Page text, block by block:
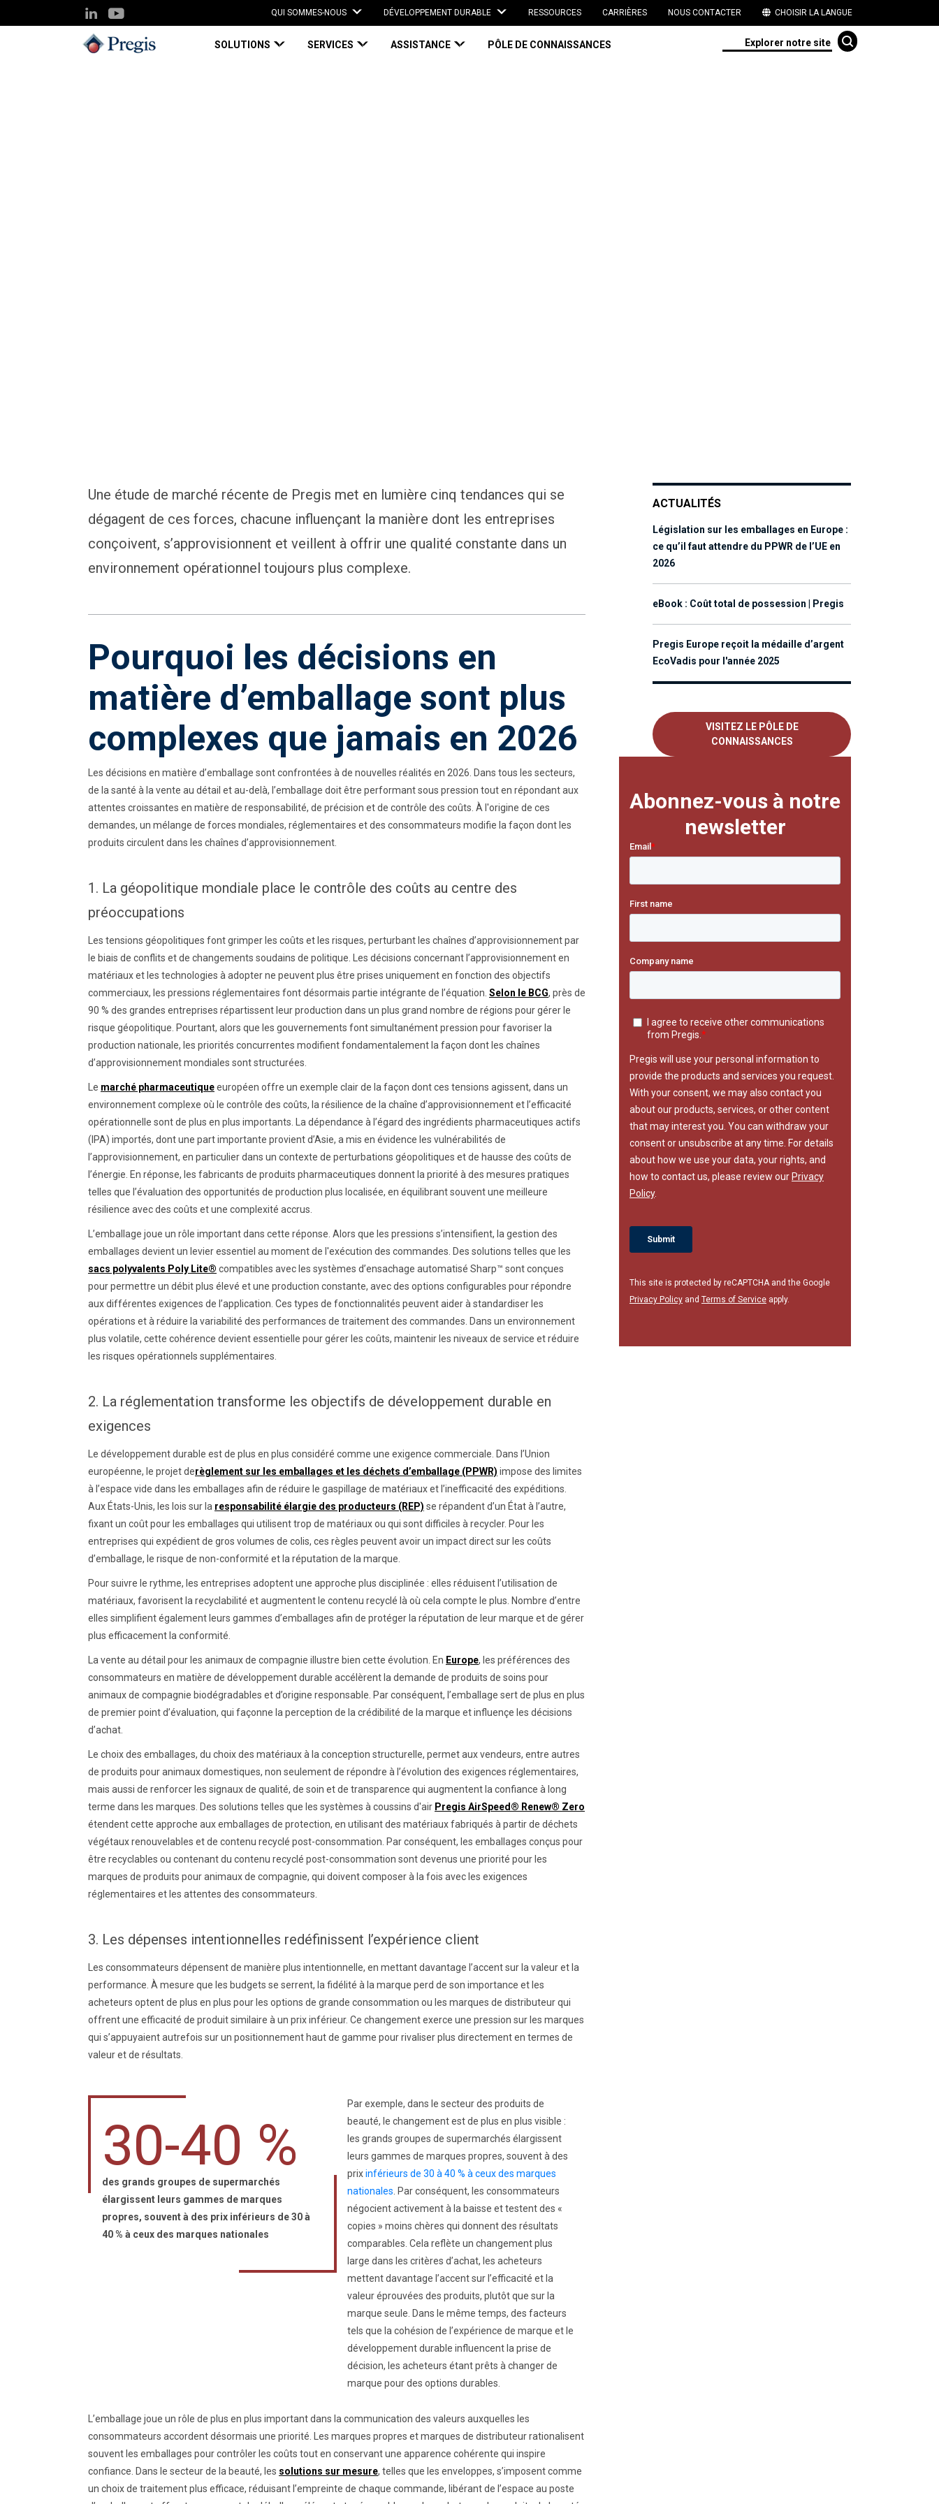
QUI SOMMES-NOUS DÉVELOPPEMENT DURABLE RESSOURCES CARRIÈRES NOUS CONTACTER CHOISIR LA LANGUE
SOLUTIONS SERVICES ASSISTANCE PÔLE DE CONNAISSANCES
Une étude de marché récente de Pregis met en lumière cinq tendances qui se
dégagent de ces forces, chacune influençant la manière dont les entreprises
conçoivent, s’approvisionnent et veillent à offrir une qualité constante dans un
environnement opérationnel toujours plus complexe.
Pourquoi les décisions en
matière d’emballage sont plus
complexes que jamais en 2026
Les décisions en matière d’emballage sont confrontées à de nouvelles réalités en 2026. Dans tous les secteurs,
de la santé à la vente au détail et au-delà, l’emballage doit être performant sous pression tout en répondant aux
attentes croissantes en matière de responsabilité, de précision et de contrôle des coûts. À l'origine de ces
demandes, un mélange de forces mondiales, réglementaires et des consommateurs modifie la façon dont les
produits circulent dans les chaînes d’approvisionnement.
1. La géopolitique mondiale place le contrôle des coûts au centre des
préoccupations
Les tensions géopolitiques font grimper les coûts et les risques, perturbant les chaînes d’approvisionnement par
le biais de conflits et de changements soudains de politique. Les décisions concernant l’approvisionnement en
matériaux et les technologies à adopter ne peuvent plus être prises uniquement en fonction des objectifs
commerciaux, les pressions réglementaires font désormais partie intégrante de l’équation. Selon le BCG, près de
90 % des grandes entreprises répartissent leur production dans un plus grand nombre de régions pour gérer le
risque géopolitique. Pourtant, alors que les gouvernements font simultanément pression pour favoriser la
production nationale, les priorités concurrentes modifient fondamentalement la façon dont les chaînes
d’approvisionnement mondiales sont structurées.
Le marché pharmaceutiqueeuropéen offre un exemple clair de la façon dont ces tensions agissent, dans un
environnement complexe où le contrôle des coûts, la résilience de la chaîne d’approvisionnement et l’efficacité
opérationnelle sont de plus en plus importants. La dépendance à l’égard des ingrédients pharmaceutiques actifs
(IPA) importés, dont une part importante provient d’Asie, a mis en évidence les vulnérabilités de
l’approvisionnement, en particulier dans un contexte de perturbations géopolitiques et de hausse des coûts de
l’énergie. En réponse, les fabricants de produits pharmaceutiques donnent la priorité à des mesures pratiques
telles que l’évaluation des opportunités de production plus localisée, en équilibrant souvent une meilleure
résilience avec des coûts et une complexité accrus.
L’emballage joue un rôle important dans cette réponse. Alors que les pressions s’intensifient, la gestion des
emballages devient un levier essentiel au moment de l'exécution des commandes. Des solutions telles que les
sacs polyvalents Poly Lite® compatibles avec les systèmes d’ensachage automatisé Sharp™ sont conçues
pour permettre un débit plus élevé et une production constante, avec des options configurables pour répondre
aux différentes exigences de l’application. Ces types de fonctionnalités peuvent aider à standardiser les
opérations et à réduire la variabilité des performances de traitement des commandes. Dans un environnement
plus volatile, cette cohérence devient essentielle pour gérer les coûts, maintenir les niveaux de service et réduire
les risques opérationnels supplémentaires.
2. La réglementation transforme les objectifs de développement durable en
exigences
Le développement durable est de plus en plus considéré comme une exigence commerciale. Dans l’Union
européenne, le projet derèglement sur les emballages et les déchets d’emballage (PPWR) impose des limites
à l’espace vide dans les emballages afin de réduire le gaspillage de matériaux et l’inefficacité des expéditions.
Aux États-Unis, les lois sur la responsabilité élargie des producteurs (REP) se répandent d’un État à l’autre,
fixant un coût pour les emballages qui utilisent trop de matériaux ou qui sont difficiles à recycler. Pour les
entreprises qui expédient de gros volumes de colis, ces règles peuvent avoir un impact direct sur les coûts
d’emballage, le risque de non-conformité et la réputation de la marque.
Pour suivre le rythme, les entreprises adoptent une approche plus disciplinée : elles réduisent l’utilisation de
matériaux, favorisent la recyclabilité et augmentent le contenu recyclé là où cela compte le plus. Nombre d’entre
elles simplifient également leurs gammes d’emballages afin de protéger la réputation de leur marque et de gérer
plus efficacement la conformité.
La vente au détail pour les animaux de compagnie illustre bien cette évolution. En Europe, les préférences des
consommateurs en matière de développement durable accélèrent la demande de produits de soins pour
animaux de compagnie biodégradables et d’origine responsable. Par conséquent, l’emballage sert de plus en plus
de premier point d’évaluation, qui façonne la perception de la crédibilité de la marque et influençe les décisions
d’achat.
Le choix des emballages, du choix des matériaux à la conception structurelle, permet aux vendeurs, entre autres
de produits pour animaux domestiques, non seulement de répondre à l’évolution des exigences réglementaires,
mais aussi de renforcer les signaux de qualité, de soin et de transparence qui augmentent la confiance à long
terme dans les marques. Des solutions telles que les systèmes à coussins d'air Pregis AirSpeed® Renew® Zero
étendent cette approche aux emballages de protection, en utilisant des matériaux fabriqués à partir de déchets
végétaux renouvelables et de contenu recyclé post-consommation. Par conséquent, les emballages conçus pour
être recyclables ou contenant du contenu recyclé post-consommation sont devenus une priorité pour les
marques de produits pour animaux de compagnie, qui doivent composer à la fois avec les exigences
réglementaires et les attentes des consommateurs.
3. Les dépenses intentionnelles redéfinissent l’expérience client
Les consommateurs dépensent de manière plus intentionnelle, en mettant davantage l’accent sur la valeur et la
performance. À mesure que les budgets se serrent, la fidélité à la marque perd de son importance et les
acheteurs optent de plus en plus pour les options de grande consommation ou les marques de distributeur qui
offrent une efficacité de produit similaire à un prix inférieur. Ce changement exerce une pression sur les marques
qui s’appuyaient autrefois sur un positionnement haut de gamme pour rivaliser plus directement en termes de
valeur et de résultats.
30-40 %
des grands groupes de supermarchés
élargissent leurs gammes de marques
propres, souvent à des prix inférieurs de 30 à
40 % à ceux des marques nationales
Par exemple, dans le secteur des produits de
beauté, le changement est de plus en plus visible :
les grands groupes de supermarchés élargissent
leurs gammes de marques propres, souvent à des
prixinférieurs de 30 à 40 % à ceux des marques
nationales . Par conséquent, les consommateurs
négocient activement à la baisse et testent des «
copies » moins chères qui donnent des résultats
comparables. Cela reflète un changement plus
large dans les critères d’achat, les acheteurs
mettent davantage l’accent sur l’efficacité et la
valeur éprouvées des produits, plutôt que sur la
marque seule. Dans le même temps, des facteurs
tels que la cohésion de l’expérience de marque et le
développement durable influencent la prise de
décision, les acheteurs étant prêts à changer de
marque pour des options durables.
L’emballage joue un rôle de plus en plus important dans la communication des valeurs auxquelles les
consommateurs accordent désormais une priorité. Les marques propres et marques de distributeur rationalisent
souvent les emballages pour contrôler les coûts tout en conservant une apparence cohérente qui inspire
confiance. Dans le secteur de la beauté, les solutions sur mesure, telles que les enveloppes, s’imposent comme
un choix de traitement plus efficace, réduisant l’empreinte de chaque commande, libérant de l’espace au poste
ACTUALITÉS
Législation sur les emballages en Europe :
ce qu’il faut attendre du PPWR de l’UE en
2026
eBook : Coût total de possession | Pregis
Pregis Europe reçoit la médaille d’argent
EcoVadis pour l'année 2025
VISITEZ LE PÔLE DE
CONNAISSANCES
Abonnez-vous à notre
newsletter
This site is protected by reCAPTCHA and the Google
Privacy Policy and Terms of Service apply.